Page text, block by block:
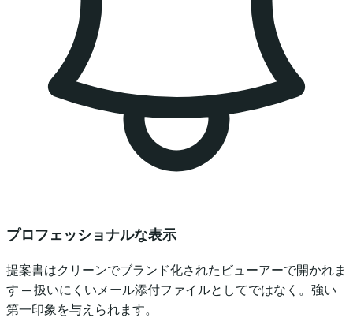
プロフェッショナルな表示
提案書はクリーンでブランド化されたビューアーで開かれま
す — 扱いにくいメール添付ファイルとしてではなく。強い
第一印象を与えられます。